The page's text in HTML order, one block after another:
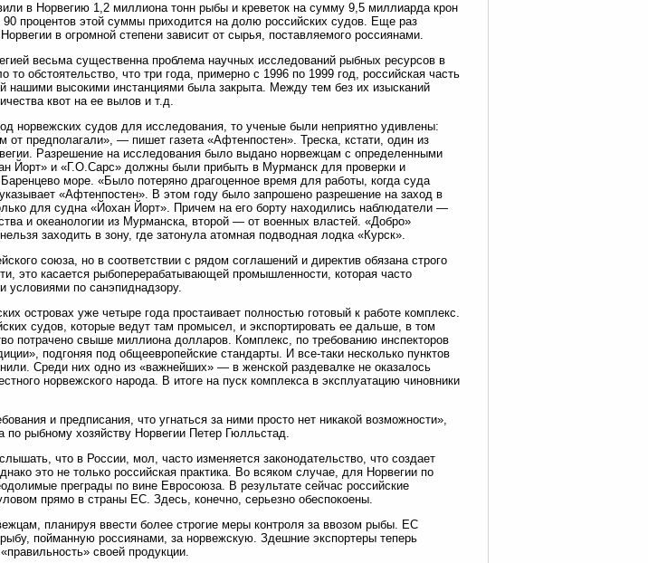
в Норвегию 1,2 миллиона тонн рыбы и креветок на сумму 9,5 миллиарда крон
процентов этой суммы приходится на долю российских судов. Еще раз
в огромной степени зависит от сырья, поставляемого россиянами.
весьма существенна проблема научных исследований рыбных ресурсов в
обстоятельство, что три года, примерно с 1996 по 1999 год, российская часть
нашими высокими инстанциями была закрыта. Между тем без их изысканий
квот на ее вылов и т.д.
норвежских судов для исследования, то ученые были неприятно удивлены:
от предполагали», — пишет газета «Афтенпостен». Треска, кстати, один из
Разрешение на исследования было выдано норвежцам с определенными
Йорт» и «Г.О.Сарс» должны были прибыть в Мурманск для проверки и
море. «Было потеряно драгоценное время для работы, когда суда
«Афтенпостен». В этом году было запрошено разрешение на заход в
для судна «Йохан Йорт». Причем на его борту находились наблюдатели —
и океанологии из Мурманска, второй — от военных властей. «Добро»
заходить в зону, где затонула атомная подводная лодка «Курск».
союза, но в соответствии с рядом соглашений и директив обязана строго
это касается рыбоперерабатывающей промышленности, которая часто
условиями по санэпиднадзору.
островах уже четыре года простаивает полностью готовый к работе комплекс.
судов, которые ведут там промысел, и экспортировать ее дальше, в том
потрачено свыше миллиона долларов. Комплекс, по требованию инспекторов
подгоняя под общеевропейские стандарты. И все-таки несколько пунктов
Среди них одно из «важнейших» — в женской раздевалке не оказалось
норвежского народа. В итоге на пуск комплекса в эксплуатацию чиновники
и предписания, что угнаться за ними просто нет никакой возможности»,
по рыбному хозяйству Норвегии Петер Гюлльстад.
что в России, мол, часто изменяется законодательство, что создает
это не только российская практика. Во всяком случае, для Норвегии по
преграды по вине Евросоюза. В результате сейчас российские
прямо в страны ЕС. Здесь, конечно, серьезно обеспокоены.
планируя ввести более строгие меры контроля за ввозом рыбы. ЕС
пойманную россиянами, за норвежскую. Здешние экспортеры теперь
своей продукции.